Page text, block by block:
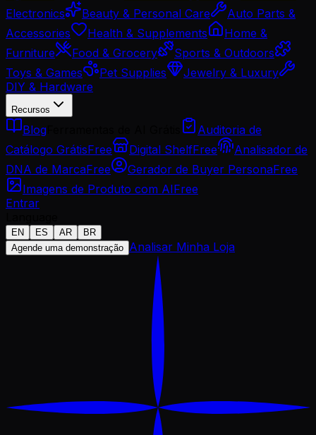
Electronics
Beauty & Personal Care
Auto Parts &
Accessories
Health & Supplements
Home &
Furniture
Food & Grocery
Sports & Outdoors
Toys & Games
Pet Supplies
Jewelry & Luxury
DIY & Hardware
Recursos
Blog
Auditoria de
Catálogo GrátisFree Digital ShelfFree
Analisador de
DNA de MarcaFree Gerador de Buyer PersonaFree
Imagens de Produto com AIFree
Entrar
EN ES AR
BR
Agende uma demonstração Analisar Minha Loja